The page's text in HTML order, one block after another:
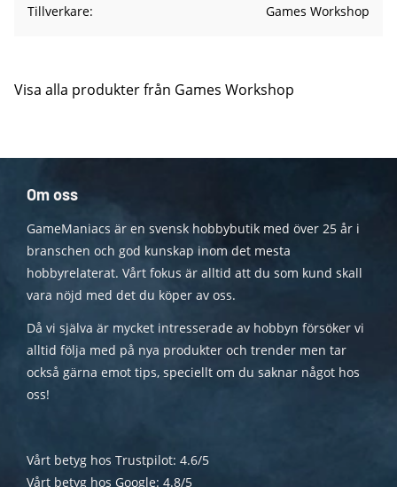
Tillverkare
Games Workshop
Visa alla produkter från Games Workshop
Om oss
GameManiacs är en svensk hobbybutik med över 25 år i
branschen och god kunskap inom det mesta
hobbyrelaterat. Vårt fokus är alltid att du som kund skall
vara nöjd med det du köper av oss.
Då vi själva är mycket intresserade av hobbyn försöker vi
alltid följa med på nya produkter och trender men tar
också gärna emot tips, speciellt om du saknar något hos
oss!
Vårt betyg hos Trustpilot: 4.6/5
Vårt betyg hos Google: 4.8/5